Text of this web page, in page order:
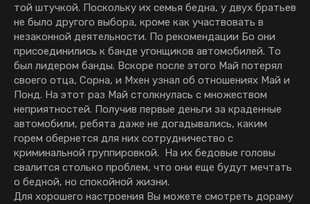
той штучкой. Поскольку их семья бедна, у двух братьев
не было другого выбора, кроме как участвовать в
незаконной деятельности. По рекомендации Бо они
присоединились к банде угонщиков автомобилей. То
был лидером банды. Вскоре после этого Май потерял
своего отца, Сорна, и Мхен узнал об отношениях Май и
Понд. На этот раз Май столкнулась с множеством
неприятностей. Получив первые деньги за краденные
автомобили, ребята даже не догадывались, каким
горем обернется для них сотрудничество с
криминальной группировкой. На их бедовые головы
свалится столько проблем, что они еще будут мечтать
о бедной, но спокойной жизни.
Для хорошего настроения Вы можете смотреть дораму